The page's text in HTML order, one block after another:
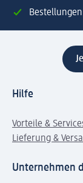
Hilfe
Vorteile &
Lieferung &
Unternehmen